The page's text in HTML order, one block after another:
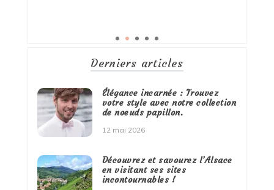
Derniers articles
Élégance incarnée : Trouvez
votre style avec notre collection
de noeuds papillon.
12 mai 2026
Découvrez et savourez l’Alsace
en visitant ses sites
incontournables !